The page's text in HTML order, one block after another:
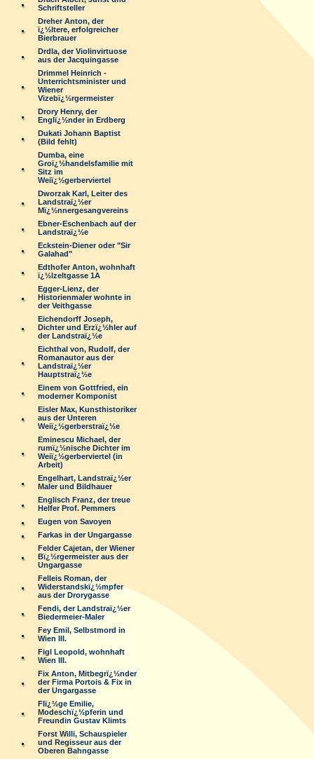
Schriftsteller
Dreher Anton, der
ï¿½ltere, erfolgreicher
Bierbrauer
Drdla, der Violinvirtuose
aus der Jacquingasse
Drimmel Heinrich -
Unterrichtsminister und
Wiener
Vizebï¿½rgermeister
Drory Henry, der
Englï¿½nder in Erdberg
Dukati Johann Baptist
(Bild fehlt)
Dumba, eine
Groï¿½handelsfamilie mit
Sitz im
Weiï¿½gerberviertel
Dworzak Karl, Leiter des
Landstraï¿½er
Mï¿½nnergesangvereins
Ebner-Eschenbach auf der
Landstraï¿½e
Eckstein-Diener oder "Sir
Galahad"
Edthofer Anton, wohnhaft
ï¿½lzeltgasse 1A
Egger-Lienz, der
Historienmaler wohnte in
der Veithgasse
Eichendorff Joseph,
Dichter und Erzï¿½hler auf
der Landstraï¿½e
Eichthal von, Rudolf, der
Romanautor aus der
Landstraï¿½er
Hauptstraï¿½e
Einem von Gottfried, ein
moderner Komponist
Eisler Max, Kunsthistoriker
aus der Unteren
Weiï¿½gerberstraï¿½e
Eminescu Michael, der
rumï¿½nische Dichter im
Weiï¿½gerberviertel (in
Arbeit)
Engelhart, Landstraï¿½er
Maler und Bildhauer
Englisch Franz, der treue
Helfer Prof. Pemmers
Eugen von Savoyen
Farkas in der Ungargasse
Felder Cajetan, der Wiener
Bï¿½rgermeister aus der
Ungargasse
Felleis Roman, der
Widerstandskï¿½mpfer
aus der Drorygasse
Fendi, der Landstraï¿½er
Biedermeier-Maler
Fey Emil, Selbstmord in
Wien III.
Figl Leopold, wohnhaft
Wien III.
Fix Anton, Mitbegrï¿½nder
der Firma Portois & Fix in
der Ungargasse
Flï¿½ge Emilie,
Modeschï¿½pferin und
Freundin Gustav Klimts
Forst Willi, Schauspieler
und Regisseur aus der
Oberen Bahngasse